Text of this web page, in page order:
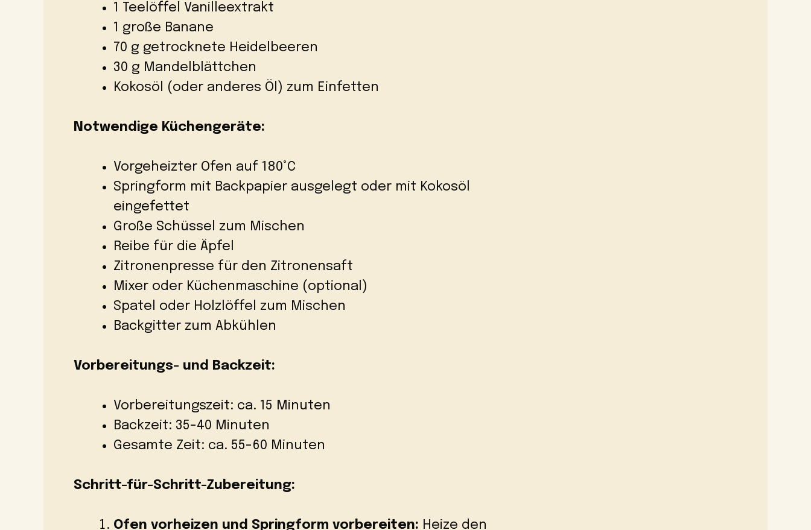
1 Teelöffel Vanilleextrakt
1 große Banane
70 g getrocknete Heidelbeeren
30 g Mandelblättchen
Kokosöl (oder anderes Öl) zum Einfetten
Notwendige Küchengeräte:
Vorgeheizter Ofen auf 180°C
Springform mit Backpapier ausgelegt oder mit Kokosöl
eingefettet
Große Schüssel zum Mischen
Reibe für die Äpfel
Zitronenpresse für den Zitronensaft
Mixer oder Küchenmaschine (optional)
Spatel oder Holzlöffel zum Mischen
Backgitter zum Abkühlen
Vorbereitungs- und Backzeit:
Vorbereitungszeit: ca. 15 Minuten
Backzeit: 35-40 Minuten
Gesamte Zeit: ca. 55-60 Minuten
Schritt-für-Schritt-Zubereitung:
Ofen vorheizen und Springform vorbereiten: Heize den